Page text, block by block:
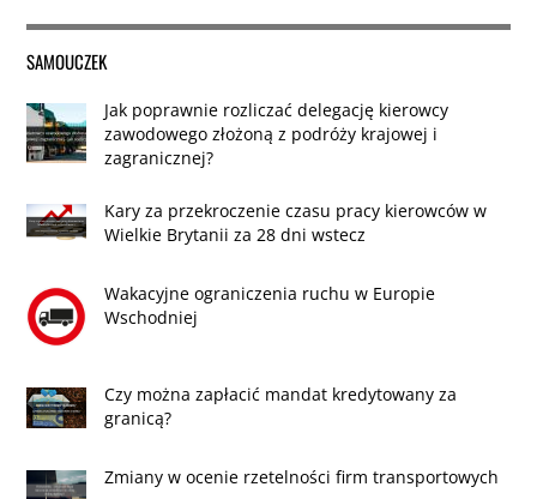
SAMOUCZEK
Jak poprawnie rozliczać delegację kierowcy
zawodowego złożoną z podróży krajowej i
zagranicznej?
Kary za przekroczenie czasu pracy kierowców w
Wielkie Brytanii za 28 dni wstecz
Wakacyjne ograniczenia ruchu w Europie
Wschodniej
Czy można zapłacić mandat kredytowany za
granicą?
Zmiany w ocenie rzetelności firm transportowych